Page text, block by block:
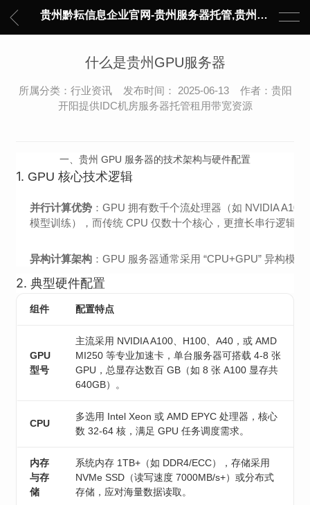
贵州黔耘信息企业官网-贵州服务器托管,贵州主机托管,云服务器托管,数据中心托管,网络设备托管,服务器租用,托管服务提供商,服务器管理-黔耘信息 贵州数据中心机柜租用-专业贵州IDC托管服务器维修
什么是贵州GPU服务器
所属分类：行业资讯 发布时间： 2025-06-13 作者：贵阳
开阳提供IDC机房服务器托管租用带宽资源
一、贵州 GPU 服务器的技术架构与硬件配置
1. GPU 核心技术逻辑
并行计算优势 ：GPU 拥有数千个流处理器（如 NVIDIA
模型训练），而传统 CPU 仅数十个核心，更擅长串行逻辑处
异构计算架构 ：GPU 服务器通常采用 “CPU+GPU” 异构
2.典型硬件配置
组件 配置特点
GPU
型号
主流采用 NVIDIA A100、H100、A40，或 AMD
MI250 等专业加速卡，单台服务器可搭载 4-8 张
GPU，总显存达数百 GB（如 8 张 A100 显存共
640GB）。
CPU
多选用 Intel Xeon 或 AMD EPYC 处理器，核心
数 32-64 核，满足 GPU 任务调度需求。
内存
与存
储
系统内存 1TB+（如 DDR4/ECC），存储采用
NVMe SSD（读写速度 7000MB/s+）或分布式
存储，应对海量数据读取。